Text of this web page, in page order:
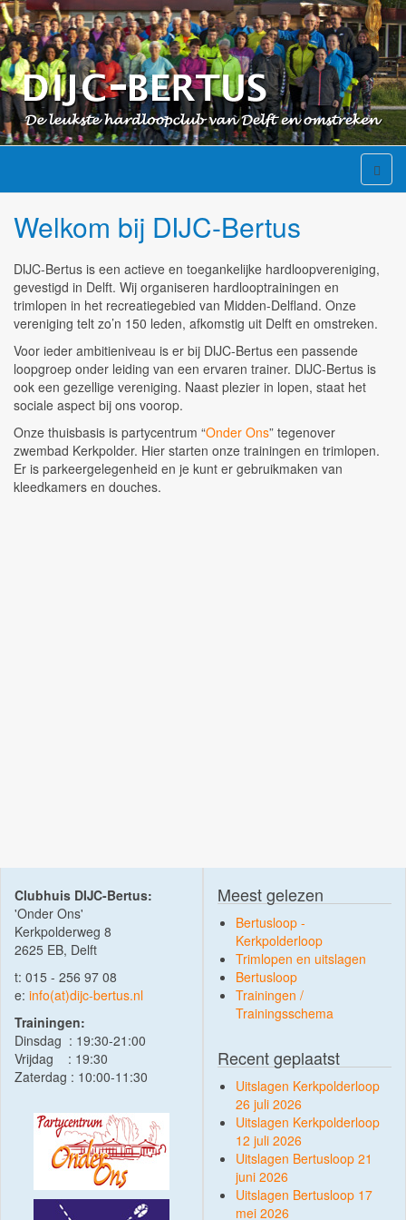
Welkom bij DIJC-Bertus
DIJC-Bertus is een actieve en toegankelijke hardloopvereniging,
gevestigd in Delft. Wij organiseren hardlooptrainingen en
trimlopen in het recreatiegebied van Midden-Delfland. Onze
vereniging telt zo’n 150 leden, afkomstig uit Delft en omstreken.
Voor ieder ambitieniveau is er bij DIJC-Bertus een passende
loopgroep onder leiding van een ervaren trainer. DIJC-Bertus is
ook een gezellige vereniging. Naast plezier in lopen, staat het
sociale aspect bij ons voorop.
Onze thuisbasis is partycentrum “Onder Ons” tegenover
zwembad Kerkpolder. Hier starten onze trainingen en trimlopen.
Er is parkeergelegenheid en je kunt er gebruikmaken van
kleedkamers en douches.
Clubhuis DIJC-Bertus:
'Onder Ons'
Kerkpolderweg 8
2625 EB, Delft
t: 015 - 256 97 08
e: info(at)dijc-bertus.nl
Trainingen:
Dinsdag : 19:30-21:00
Vrijdag : 19:30
Zaterdag : 10:00-11:30
Meest gelezen
Bertusloop -
Kerkpolderloop
Trimlopen en uitslagen
Bertusloop
Trainingen /
Trainingsschema
Recent geplaatst
Uitslagen Kerkpolderloop
26 juli 2026
Uitslagen Kerkpolderloop
12 juli 2026
Uitslagen Bertusloop 21
juni 2026
Uitslagen Bertusloop 17
mei 2026